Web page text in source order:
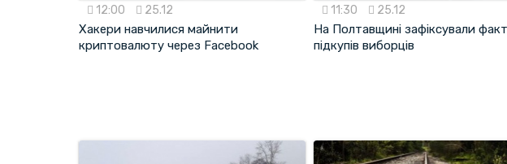
12:00 25.12
Хакери навчилися майнити
криптовалюту через Facebook
11:30 25.12
На Полтавщині зафіксували
підкупів виборців